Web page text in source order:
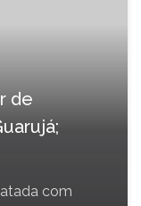
de
com